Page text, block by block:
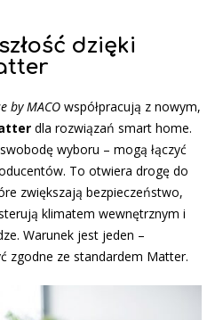
dzięki
by MACO współpracują z nowym,
dla rozwiązań smart home.
wyboru – mogą łączyć
To otwiera drogę do
zwiększają bezpieczeństwo,
klimatem wewnętrznym i
Warunek jest jeden –
zgodne ze standardem Matter.